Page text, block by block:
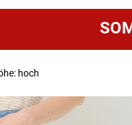
hoch